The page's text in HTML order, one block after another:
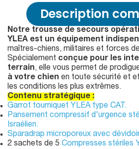
Description
Notre trousse de secours
YLEA est un équipement
maîtres-chiens, militaires et forces
Spécialement conçue pour les
terrain, elle vous permet de
à votre chien en toute sécurité et
les conditions les plus extrêmes.
Contenu stratégique :
Garrot tourniquet YLEA type CAT.
Pansement compressif d'urgence
Israélien.
Sparadrap microporeux avec
2 sachets de 5 Compresses stériles